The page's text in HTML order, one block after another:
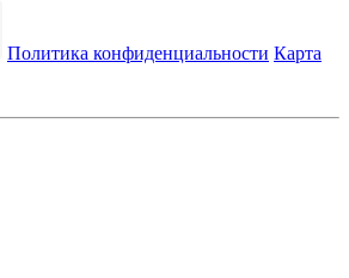
Политика конфиденциальности Карта